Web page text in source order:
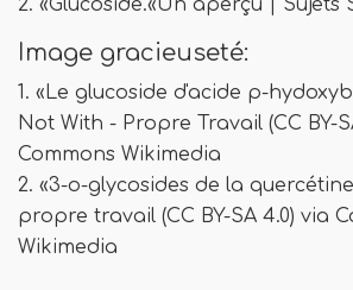
Image gracieuseté:
1. «Le glucoside d'acide p-
Not With - Propre Travail (CC BY-
Commons Wikimedia
2. «3-o-glycosides de la
propre travail (CC BY-SA 4.0) via
Wikimedia